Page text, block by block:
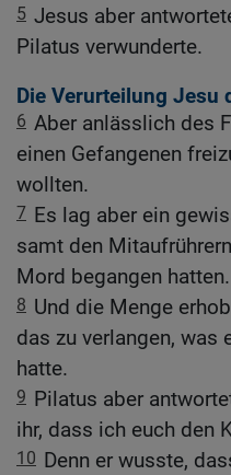
5 Jesus aber
Pilatus verwunderte.
Die Verurteilung Jesu
6 Aber anlässlich des
einen Gefangenen
wollten.
7 Es lag aber ein
samt den
Mord begangen hatten.
8 Und die Menge
das zu verlangen, was
hatte.
9 Pilatus aber
ihr, dass ich euch den
10 Denn er wusste,